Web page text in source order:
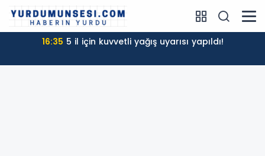
16:35 5 il için kuvvetli yağış uyarısı yapıldı!